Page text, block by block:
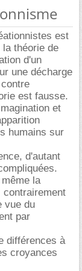
est
théorie de
d'un
une décharge
est fausse.
et
humains sur
d'autant
la
contrairement
vue du
par
différences à
croyances